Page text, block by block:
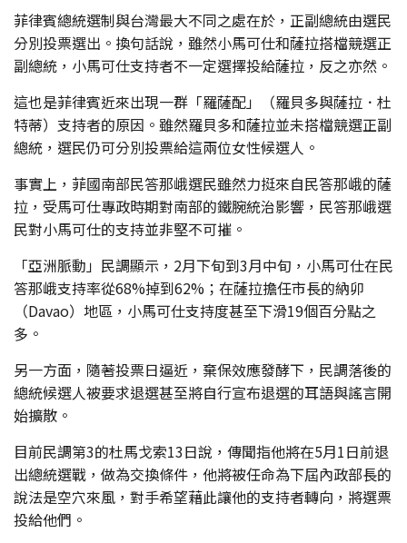
菲律賓總統選制與台灣最大不同之處在於，正副總統由選民
分別投票選出。換句話說，雖然小馬可仕和薩拉搭檔競選正
副總統，小馬可仕支持者不一定選擇投給薩拉，反之亦然。
這也是菲律賓近來出現一群「羅薩配」（羅貝多與薩拉．杜
特蒂）支持者的原因。雖然羅貝多和薩拉並未搭檔競選正副
總統，選民仍可分別投票給這兩位女性候選人。
事實上，菲國南部民答那峨選民雖然力挺來自民答那峨的薩
拉，受馬可仕專政時期對南部的鐵腕統治影響，民答那峨選
民對小馬可仕的支持並非堅不可摧。
「亞洲脈動」民調顯示，2月下旬到3月中旬，小馬可仕在民
答那峨支持率從68%掉到62%；在薩拉擔任市長的納卯
（Davao）地區，小馬可仕支持度甚至下滑19個百分點之
多。
另一方面，隨著投票日逼近，棄保效應發酵下，民調落後的
總統候選人被要求退選甚至將自行宣布退選的耳語與謠言開
始擴散。
目前民調第3的杜馬戈索13日說，傳聞指他將在5月1日前退
出總統選戰，做為交換條件，他將被任命為下屆內政部長的
說法是空穴來風，對手希望藉此讓他的支持者轉向，將選票
投給他們。